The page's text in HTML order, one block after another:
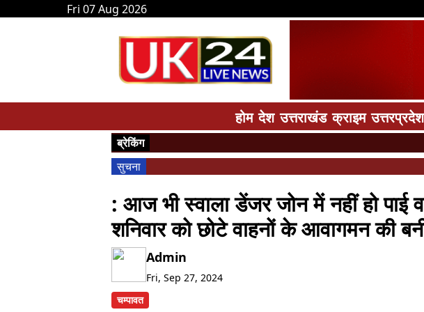
Fri 07 Aug 2026
होम देश उत्तराखंड क्राइम उत्तरप्रदेश
ब्रेकिंग
सुचना
: आज भी स्वाला डेंजर जोन में नहीं हो पाई
शनिवार को छोटे वाहनों के आवागमन की
Admin
Fri, Sep 27, 2024
चम्पावत